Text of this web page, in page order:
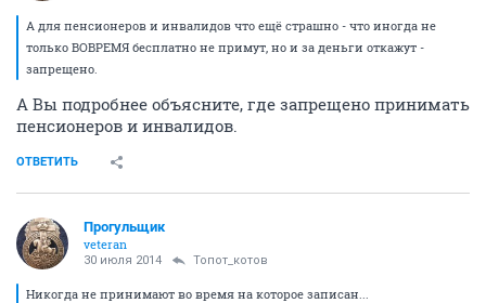
А для пенсионеров и инвалидов что ещё страшно - что иногда не
только ВОВРЕМЯ бесплатно не примут, но и за деньги откажут -
запрещено.
А Вы подробнее объясните, где запрещено принимать
пенсионеров и инвалидов.
ОТВЕТИТЬ
Прогульщик
veteran
30 июля 2014 Топот_котов
Никогда не принимают во время на которое записан...